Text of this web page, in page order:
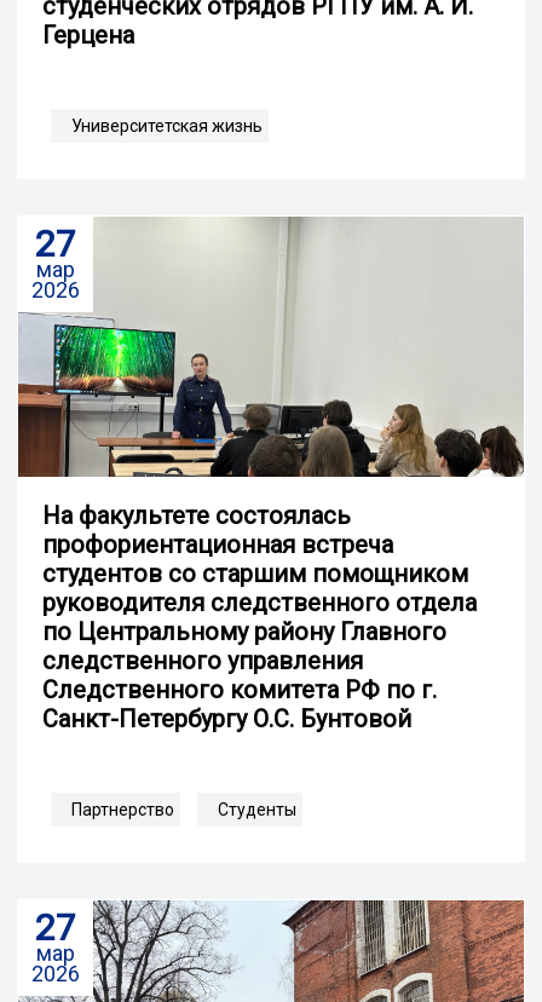
Герцена
Университетская жизнь
27
мар
2026
На факультете состоялась
профориентационная встреча
студентов со старшим помощником
руководителя следственного отдела
по Центральному району Главного
следственного управления
Следственного комитета РФ по г.
Санкт-Петербургу О.C. Бунтовой
Партнерство Студенты
27
мар
2026